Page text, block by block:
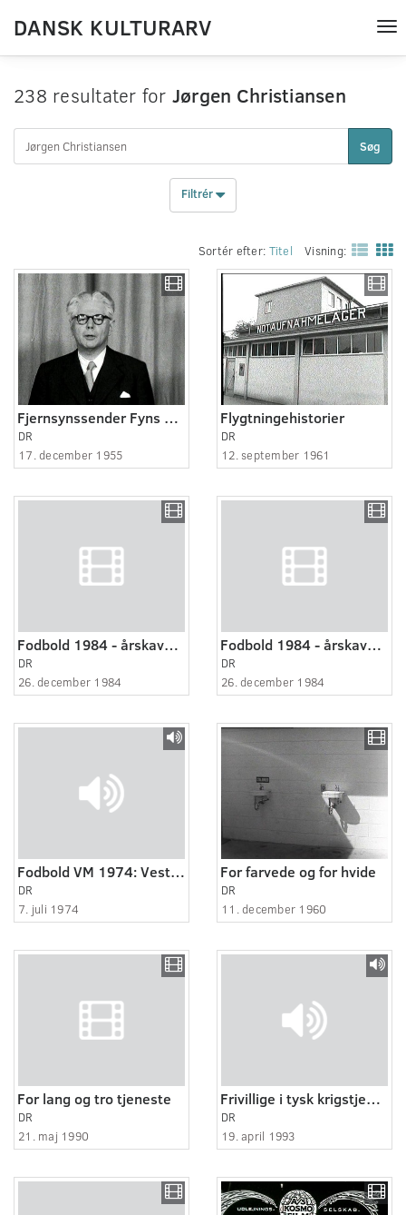
DANSK KULTURARV
238 resultater for Jørgen Christiansen
Søg
Filtrér
Sortér efter: Titel Visning:
Fjernsynssender Fyns åbning
DR
17. december 1955
Flygtningehistorier
DR
12. september 1961
Fodbold 1984 - årskavalkade 1:2
DR
26. december 1984
Fodbold 1984 - årskavalkade 2:2
DR
26. december 1984
Fodbold VM 1974: Vesttyskland - Holland
DR
7. juli 1974
For farvede og for hvide
DR
11. december 1960
For lang og tro tjeneste
DR
21. maj 1990
Frivillige i tysk krigstjeneste 1:5
DR
19. april 1993